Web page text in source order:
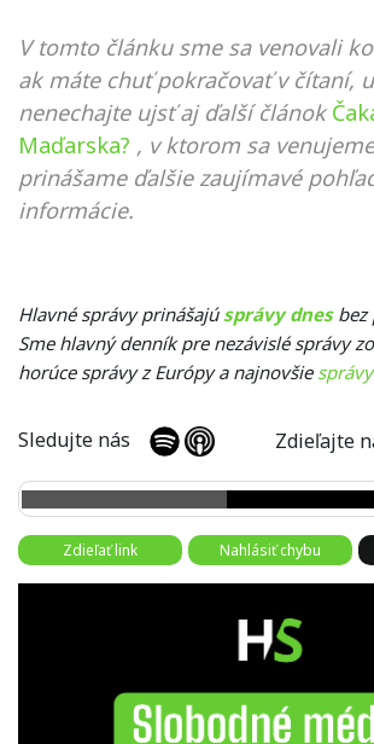
V tomto článku sme sa venovali
ak máte chuť pokračovať v čítaní,
nenechajte ujsť aj ďalší článok
Maďarska? , v ktorom sa
prinášame ďalšie zaujímavé
informácie.
Hlavné správy prinášajú správy dnesbez
Sme hlavný denník pre nezávislé správy
horúce správy z Európy a najnovšie
Sledujte nás Zdieľajte
Zdieľať link Nahlásiť chybu